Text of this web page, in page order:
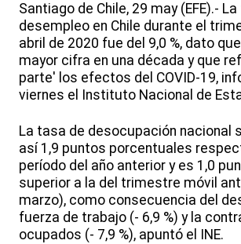
Santiago de Chile, 29 may (EFE).-
desempleo en Chile durante el
abril de 2020 fue del 9,0 %, dato
mayor cifra en una década y que
parte' los efectos del COVID-19,
viernes el Instituto Nacional de
La tasa de desocupación nacional
así 1,9 puntos porcentuales
período del año anterior y es 1,0
superior a la del trimestre móvil
marzo), como consecuencia del
fuerza de trabajo (- 6,9 %) y la
ocupados (- 7,9 %), apuntó el INE.